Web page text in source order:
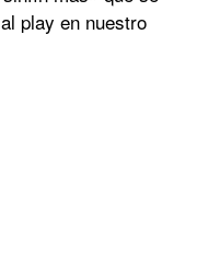
play en nuestro